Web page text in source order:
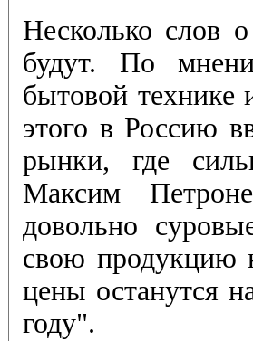
Несколько слов
будут. По
бытовой технике
этого в Россию
рынки, где
Максим
довольно
свою продукцию
цены останутся
году".